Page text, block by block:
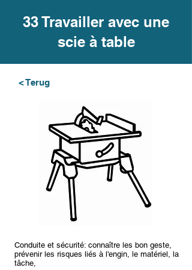
33 Travailler avec une
scie à table
< Terug
Conduite et sécurité: connaître les bon geste,
prévenir les risques liés à l'engin, le matériel, la
tâche,